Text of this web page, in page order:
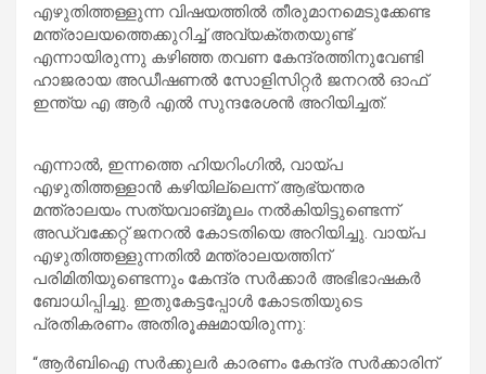
എഴുതിത്തള്ളുന്ന വിഷയത്തിൽ തീരുമാനമെടുക്കേണ്ട
മന്ത്രാലയത്തെക്കുറിച്ച് അവ്യക്തതയുണ്ട്
എന്നായിരുന്നു കഴിഞ്ഞ തവണ കേന്ദ്രത്തിനുവേണ്ടി
ഹാജരായ അഡീഷണൽ സോളിസിറ്റർ ജനറൽ ഓഫ്
ഇന്ത്യ എ ആർ എൽ സുന്ദരേശൻ അറിയിച്ചത്.
എന്നാൽ, ഇന്നത്തെ ഹിയറിംഗിൽ, വായ്പ
എഴുതിത്തള്ളാൻ കഴിയില്ലെന്ന് ആഭ്യന്തര
മന്ത്രാലയം സത്യവാങ്മൂലം നൽകിയിട്ടുണ്ടെന്ന്
അഡ്വക്കേറ്റ് ജനറൽ കോടതിയെ അറിയിച്ചു. വായ്പ
എഴുതിത്തള്ളുന്നതിൽ മന്ത്രാലയത്തിന്
പരിമിതിയുണ്ടെന്നും കേന്ദ്ര സർക്കാർ അഭിഭാഷകർ
ബോധിപ്പിച്ചു. ഇതുകേട്ടപ്പോൾ കോടതിയുടെ
പ്രതികരണം അതിരൂക്ഷമായിരുന്നു:
“ആർബിഐ സർക്കുലർ കാരണം കേന്ദ്ര സർക്കാരിന്